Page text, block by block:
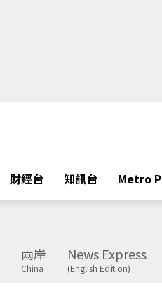
財經台 知訊台 Metro
兩岸
China
News Express
(English Edition)